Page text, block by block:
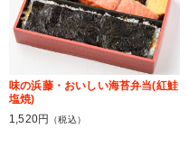
味の浜藤・おいしい海苔弁当(紅鮭
塩焼)
1,520円
（税込）